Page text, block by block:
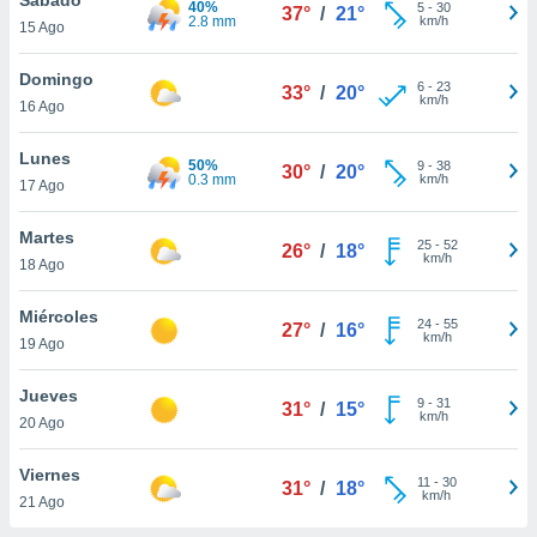
y
en
más
de
15 Ago
40%
2.8 mm
37° / 21° 5- 30
km/h
Domingo
16 Ago
33° / 20° 6- 23
km/h
Lunes
17 Ago
50%
0.3 mm
30° / 20° 9- 38
km/h
Martes
18 Ago
26° / 18° 25- 52
km/h
Miércoles
19 Ago
27° / 16° 24- 55
km/h
Jueves
20 Ago
31° / 15° 9- 31
km/h
Viernes
21 Ago
31° / 18° 11 - 30
km/h